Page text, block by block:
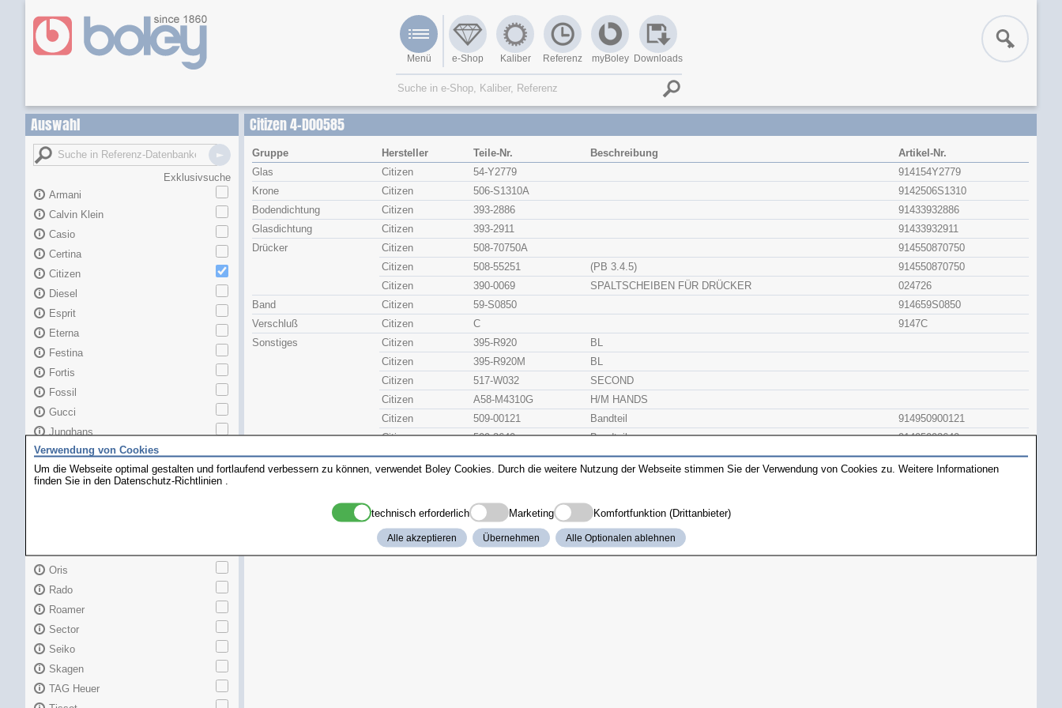
Menü e-Shop Kaliber Referenz myBoley Downloads
Auswahl
Exklusivsuche
Armani
Calvin Klein
Casio
Certina
Citizen
Diesel
Esprit
Eterna
Festina
Fortis
Fossil
Gucci
Junghans
Longines
Maurice Lacroix
Oris
Rado
Roamer
Sector
Seiko
Skagen
TAG Heuer
Citizen 4-D00585
Gruppe Hersteller Teile-Nr. Beschreibung
Artikel-Nr.
Glas
Citizen 54-Y2779
914154Y2779
Krone
Citizen 506-S1310A
9142506S1310
Bodendichtung
Citizen 393-2886
91433932886
Glasdichtung
Citizen 393-2911
91433932911
Drücker
Citizen 508-70750A
914550870750
Citizen
508-55251 (PB 3.4.5)
914550870750
Citizen
390-0069 SPALTSCHEIBEN FÜR DRÜCKER
024726
Band
Citizen 59-S0850
914659S0850
Verschluß
Citizen C
9147C
Sonstiges
Citizen 395-R920
BL
Citizen
395-R920M
BL
Citizen
517-W032
SECOND
Citizen
A58-M4310G
H/M HANDS
Citizen
509-00121 Bandteil
914950900121
Citizen
509-3640 Bandteil
91495093640
Citizen
065-4570 SETTING STEM
9140065457
Citizen
500-C301 MOVEMENT HOLDER RING
9149500C301
Verwendung von Cookies
Um die Webseite optimal gestalten und fortlaufend verbessern zu können, verwendet Boley Cookies. Durch die weitere Nutzung der Webseite stimmen Sie der Verwendung von Cookies zu. Weitere Informationen
finden Sie in den Datenschutz-Richtlinien
technisch erforderlich Marketing Komfortfunktion (Drittanbieter)
Alle akzeptieren Übernehmen Alle Optionalen ablehnen